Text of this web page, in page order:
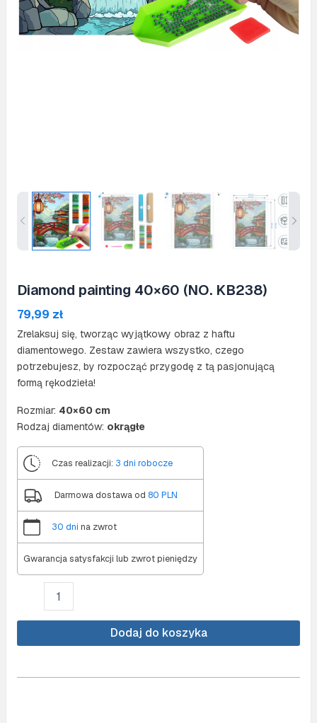
Diamond painting 40×60 (NO. KB238)
79,99 zł
Zrelaksuj się, tworząc wyjątkowy obraz z haftu
diamentowego. Zestaw zawiera wszystko, czego
potrzebujesz, by rozpocząć przygodę z tą pasjonującą
formą rękodzieła!
Rozmiar: 40×60 cm
Rodzaj diamentów: okrągłe
Czas realizacji: 3 dni robocze
Darmowa dostawa od 80 PLN
30 dni na zwrot
Gwarancja satysfakcji lub zwrot pieniędzy
Diamond
(NO.
Dodaj do koszyka